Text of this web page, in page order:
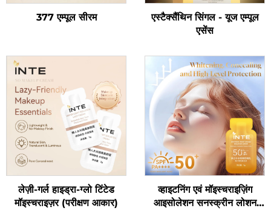
377 एम्पूल सीरम
एस्टैक्सैंथिन सिंगल - यूज एम्पूल
एसेंस
लेज़ी-गर्ल हाइड्रा-ग्लो टिंटेड
मॉइस्चराइज़र (परीक्षण आकार)
व्हाइटनिंग एवं मॉइस्चराइज़िंग
आइसोलेशन सनस्क्रीन लोशन